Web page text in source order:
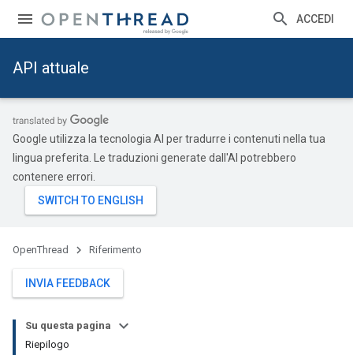
ACCEDI
API attuale
Google utilizza la tecnologia AI per tradurre i contenuti nella tua
lingua preferita. Le traduzioni generate dall'AI potrebbero
contenere errori.
OpenThread Riferimento
INVIA FEEDBACK
Su questa pagina
Riepilogo